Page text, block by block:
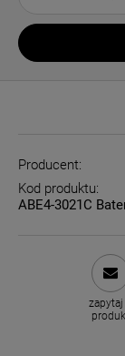
Producent:
Kod produktu:
ABE4-3021C
zapytaj